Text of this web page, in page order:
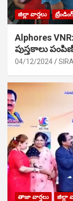
జిల్లా వార్తలు
Alphores
పుస్తకాలు
04/12/2024
తాజా వార్తలు జిల్లా